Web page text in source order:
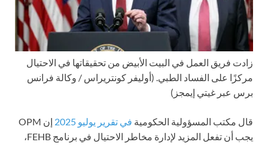
زادت فريق العمل في البيت الأبيض من تحقيقاتها في الاحتيال
مركزًا على الفساد الطبي. (أوليفر كونتريراس / وكالة فرانس
برس عبر غيتي إيمجز)
قال مكتب المسؤولية الحكومية في تقرير يوليو 2025
إن OPM
يجب أن تفعل المزيد لإدارة مخاطر الاحتيال في برنامج FEHB،